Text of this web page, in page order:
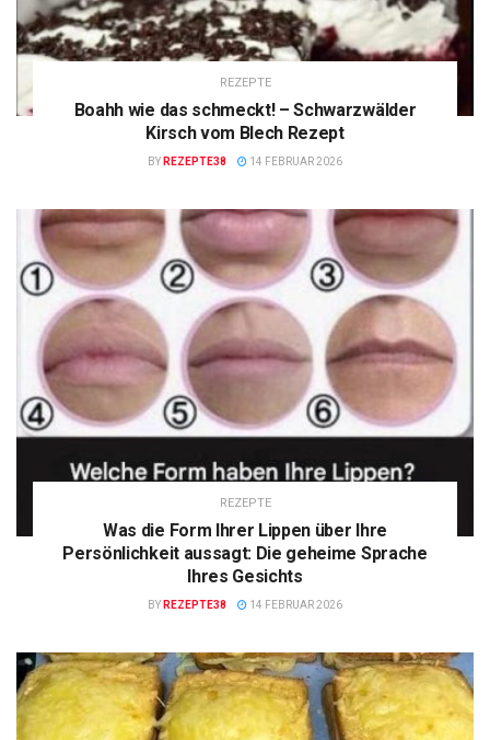
REZEPTE
Boahh wie das schmeckt! – Schwarzwälder
Kirsch vom Blech Rezept
BY REZEPTE38 14 FEBRUAR 2026
REZEPTE
Was die Form Ihrer Lippen über Ihre
Persönlichkeit aussagt: Die geheime Sprache
Ihres Gesichts
BY REZEPTE38 14 FEBRUAR 2026